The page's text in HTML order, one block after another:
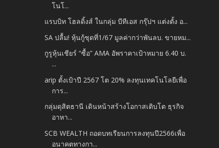
โนโ...
แรบบิท โฮลดิ้งส์ ในกลุ่ม บีทีเอส กรุ๊ปฯ แต่งตั้ง อ...
SA ปลื้ม! หุ้นกู้ชุดที่1/67 มูลค่ากว่าพันลบ. ขายหม...
กูรูหุ้นเชียร์ “ซื้อ” AMA อัพราคาเป้าหมาย 6.40 บ.
...
arip ตั้งเป้าปี 2567 โต 20% ลงทุนเทคโนโลยีเพื่อ
การ...
กลุ่มดุสิตธานี เดินหน้าสร้างโอกาสเติบโต ธุรกิจ
อาหา...
SCB WEALTH ถอดบทเรียนการลงทุนปี2566เพื่อ
อนาคตทางกา...